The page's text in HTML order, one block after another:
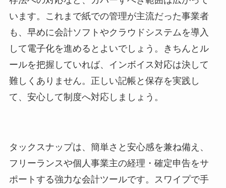
います。これまで紙での管理が主流だった事業者
も、早めに会計ソフトやクラウドシステムを導入
して電子化を進めるとよいでしょう。きちんとル
ールを把握していれば、インボイス対応は決して
難しくありません。正しい記帳と保存を実践し
て、安心して制度へ対応しましょう。
タックスナップは、簡単さと安心感を兼ね備え、
フリーランスや個人事業主の経理・確定申告をサ
ポートする強力な会計ツールです。スワイプで手